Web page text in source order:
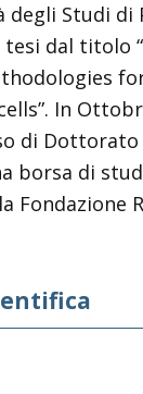
degli Studi di
tesi dal titolo
In
di Dottorato
borsa di
Fondazione